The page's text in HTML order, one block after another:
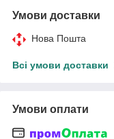
Умови доставки
Нова Пошта
Всі умови доставки
Умови оплати